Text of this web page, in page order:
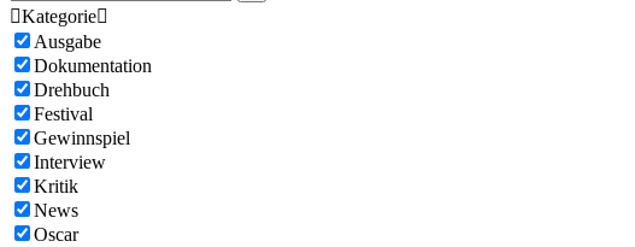
Kategorie
Ausgabe
Dokumentation
Drehbuch
Festival
Gewinnspiel
Interview
Kritik
News
Oscar